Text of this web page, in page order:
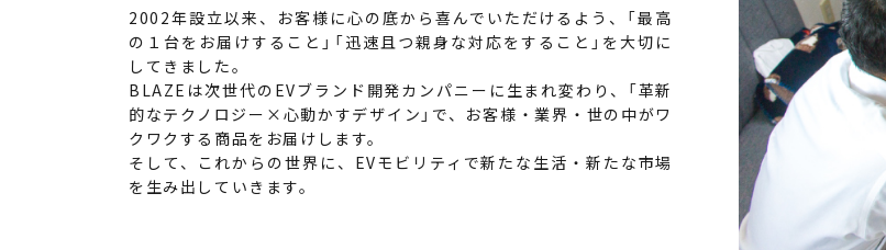
※諸費用別途
EV DELIVERY
一般原付登録 ・ ミニカー登録
（税込¥599,500）
ルーフ装着：
車体価格 ¥588,000
（税込¥646,800）
STYLE e-BIKE
電動アシスト自転車
（税込¥248,000）
詳細を見る
近くの店舗を見る
2002年設立以来、お客様に心の底から喜んでいただけるよう、「最高
の１台をお届けすること」「迅速且つ親身な対応をすること」を大切に
してきました。
BLAZEは次世代のEVブランド開発カンパニーに生まれ変わり、「革新
的なテクノロジー×心動かすデザイン」で、お客様・業界・世の中がワ
クワクする商品をお届けします。
そして、これからの世界に、EVモビリティで新たな生活・新たな市場
を生み出していきます。